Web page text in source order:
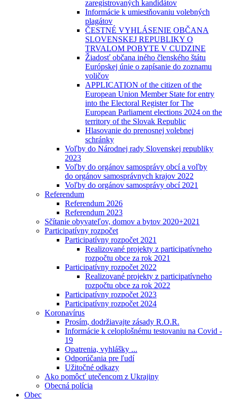
zaregistrovaných kandidátov
Informácie k umiestňovaniu volebných
plagátov
ČESTNÉ VYHLÁSENIE OBČANA
SLOVENSKEJ REPUBLIKY O
TRVALOM POBYTE V CUDZINE
Žiadosť občana iného členského štátu
Európskej únie o zapísanie do zoznamu
voličov
APPLICATION of the citizen of the
European Union Member State for entry
into the Electoral Register for The
European Parliament elections 2024 on the
territory of the Slovak Republic
Hlasovanie do prenosnej volebnej
schránky
Voľby do Národnej rady Slovenskej republiky
2023
Voľby do orgánov samosprávy obcí a voľby
do orgánov samosprávnych krajov 2022
Voľby do orgánov samosprávy obcí 2021
Referendum
Referendum 2026
Referendum 2023
Sčítanie obyvateľov, domov a bytov 2020+2021
Participatívny rozpočet
Participatívny rozpočet 2021
Realizované projekty z participatívneho
rozpočtu obce za rok 2021
Participatívny rozpočet 2022
Realizované projekty z participatívneho
rozpočtu obce za rok 2022
Participatívny rozpočet 2023
Participatívny rozpočet 2024
Koronavírus
Prosím, dodržiavajte zásady R.O.R.
Informácie k celoplošnému testovaniu na Covid -
19
Opatrenia, vyhlášky ...
Odporúčania pre ľudí
Užitočné odkazy
Ako pomôcť utečencom z Ukrajiny
Obecná polícia
Obec